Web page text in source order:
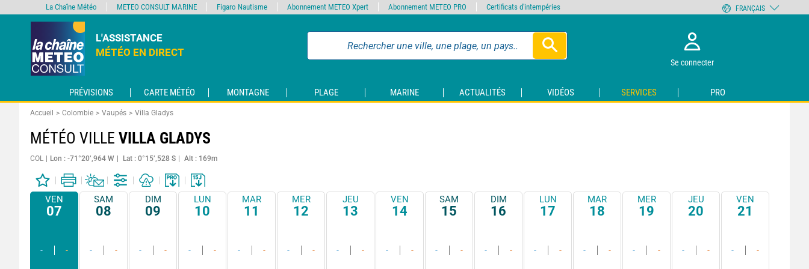
L'ASSISTANCE
MÉTÉO EN DIRECT
Se connecter
PRÉVISIONS CARTE MÉTÉO MONTAGNE PLAGE MARINE ACTUALITÉS VIDÉOS SERVICES PRO
Accueil Colombie Vaupés Villa Gladys
MÉTÉO VILLE VILLA GLADYS
COL Lon : -71°20’,964 W Lat : 0°15’,528 S Alt : 169m
VEN
07
- -
SAM
08
- -
DIM
09
- -
LUN
10
- -
MAR
11
- -
MER
12
- -
JEU
13
- -
VEN
14
- -
SAM
15
- -
DIM
16
- -
LUN
17
- -
MAR
18
- -
MER
19
- -
JEU
20
- -
VEN
21
- -
La Chaîne Météo METEO CONSULT MARINE Figaro Nautisme Abonnement METEO Xpert Abonnement METEO PRO Certificats d'intempéries FRANÇAIS